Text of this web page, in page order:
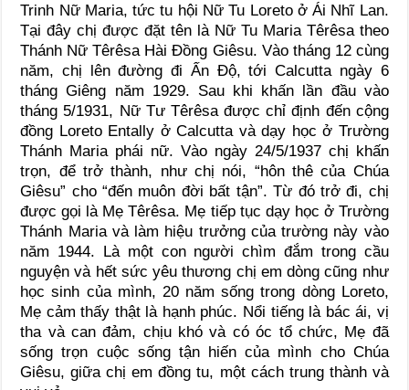
Trinh Nữ Maria, tức tu hội Nữ Tu Loreto ở Ái Nhĩ Lan.
Tại đây chị được đặt tên là Nữ Tu Maria Têrêsa theo
Thánh Nữ Têrêsa Hài Đồng Giêsu. Vào tháng 12 cùng
năm, chị lên đường đi Ấn Độ, tới Calcutta ngày 6
tháng Giêng năm 1929. Sau khi khấn lần đầu vào
tháng 5/1931, Nữ Tư Têrêsa được chỉ định đến cộng
đồng Loreto Entally ở Calcutta và dạy học ở Trường
Thánh Maria phái nữ. Vào ngày 24/5/1937 chị khấn
trọn, để trở thành, như chị nói, “hôn thê của Chúa
Giêsu” cho “đến muôn đời bất tận”. Từ đó trở đi, chị
được gọi là Mẹ Têrêsa. Mẹ tiếp tục dạy học ở Trường
Thánh Maria và làm hiệu trưởng của trường này vào
năm 1944. Là một con người chìm đắm trong cầu
nguyện và hết sức yêu thương chị em dòng cũng như
học sinh của mình, 20 năm sống trong dòng Loreto,
Mẹ cảm thấy thật là hạnh phúc. Nổi tiếng là bác ái, vị
tha và can đảm, chịu khó và có óc tổ chức, Mẹ đã
sống trọn cuộc sống tận hiến của mình cho Chúa
Giêsu, giữa chị em đồng tu, một cách trung thành và